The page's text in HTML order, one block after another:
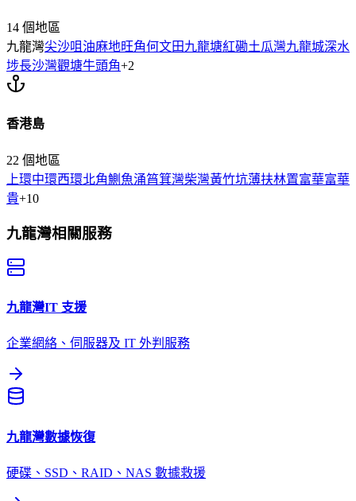
14 個地區
九龍灣尖沙咀 油麻地旺角何文田九龍塘紅磡土瓜灣九龍城深水
埗長沙灣觀塘牛頭角+2
香港島
22 個地區
上環中環西環北角鰂魚涌筲箕灣柴灣黃竹坑薄扶林置富華富華
貴+10
九龍灣相關服務
九龍灣IT 支援
企業網絡、伺服器及 IT 外判服務
九龍灣數據恢復
硬碟、SSD、RAID、NAS 數據救援